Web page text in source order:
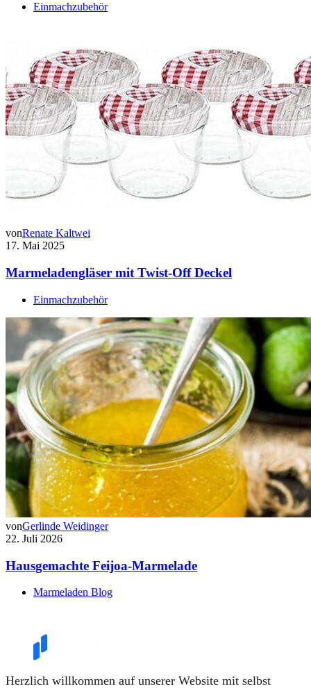
Einmachzubehör
vonRenate Kaltwei
17. Mai 2025
Marmeladengläser mit Twist-Off Deckel
Einmachzubehör
vonGerlinde Weidinger
22. Juli 2026
Hausgemachte Feijoa-Marmelade
Marmeladen Blog
Herzlich willkommen auf unserer Website mit selbst